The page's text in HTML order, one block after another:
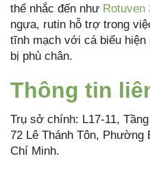
thể nhắc đến như Rotuven
ngựa, rutin hỗ trợ trong
tĩnh mạch với cá biểu hiện
bị phù chân.
Thông tin
Trụ sở chính: L17-11,
72 Lê Thánh Tôn, Phường
Chí Minh.